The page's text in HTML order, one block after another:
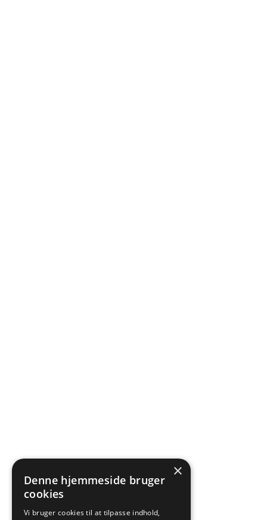
×
Denne hjemmeside bruger
cookies
Vi bruger cookies til at tilpasse indhold,